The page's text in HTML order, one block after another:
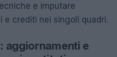
e imputare
e crediti nei singoli quadri.
aggiornamenti e